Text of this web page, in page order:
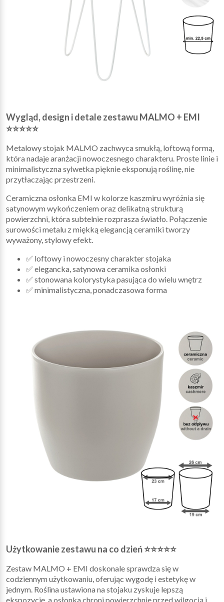
Wygląd, design i detale zestawu MALMO + EMI
⭐⭐⭐⭐⭐
Metalowy stojak MALMO zachwyca smukłą, loftową formą,
która nadaje aranżacji nowoczesnego charakteru. Proste linie i
minimalistyczna sylwetka pięknie eksponują roślinę, nie
przytłaczając przestrzeni.
Ceramiczna osłonka EMI w kolorze kaszmiru wyróżnia się
satynowym wykończeniem oraz delikatną strukturą
powierzchni, która subtelnie rozprasza światło. Połączenie
surowości metalu z miękką elegancją ceramiki tworzy
wyważony, stylowy efekt.
✅ loftowy i nowoczesny charakter stojaka
✅ elegancka, satynowa ceramika osłonki
✅ stonowana kolorystyka pasująca do wielu wnętrz
✅ minimalistyczna, ponadczasowa forma
Użytkowanie zestawu na co dzień ⭐⭐⭐⭐⭐
Zestaw MALMO + EMI doskonale sprawdza się w
codziennym użytkowaniu, oferując wygodę i estetykę w
jednym. Roślina ustawiona na stojaku zyskuje lepszą
ekspozycję, a osłonka chroni powierzchnie przed wilgocią i